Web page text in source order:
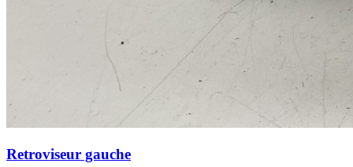
Retroviseur gauche